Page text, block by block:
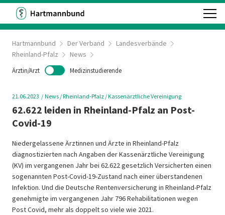
Hartmannbund Der Verband
Landesverbände
Rheinland-Pfalz
News
Ärztin/Arzt Medizinstudierende
21.06.2023 News / Rheinland-Pfalz / Kassenärztliche Vereinigung
62.622 leiden in Rheinland-Pfalz an Post-
Covid-19
Niedergelassene Ärztinnen und Ärzte in Rheinland-Pfalz
diagnostizierten nach Angaben der Kassenärztliche Vereinigung
(KV) im vergangenen Jahr bei 62.622 gesetzlich Versicherten einen
sogenannten Post-Covid-19-Zustand nach einer überstandenen
Infektion. Und die Deutsche Rentenversicherung in Rheinland-Pfalz
genehmigte im vergangenen Jahr 796 Rehabilitationen wegen
Post Covid, mehr als doppelt so viele wie 2021.